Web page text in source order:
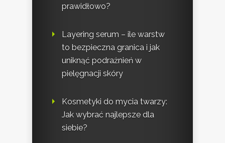
prawidłowo?
Layering serum – ile warstw
to bezpieczna granica i jak
uniknąć podrażnień w
pielęgnacji skóry
Kosmetyki do mycia twarzy:
Jak wybrać najlepsze dla
siebie?